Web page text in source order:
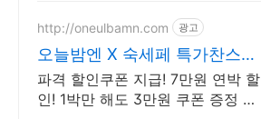
http://oneulbamn.com 광고
오늘밤엔 X 숙세페 특가찬스
회원 예약 3%~18% 할인
파격 할인쿠폰 지급! 7만원 연박 할
인! 1박만 해도 3만원 쿠폰 증정 풀